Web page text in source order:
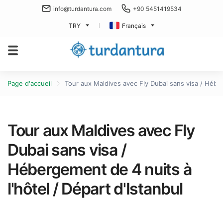
info@turdantura.com +90 5451419534
TRY Français
Page d'accueil Tour aux Maldives avec Fly Dubai sans visa /
Tour aux Maldives avec Fly
Dubai sans visa /
Hébergement de 4 nuits à
l'hôtel / Départ d'Istanbul